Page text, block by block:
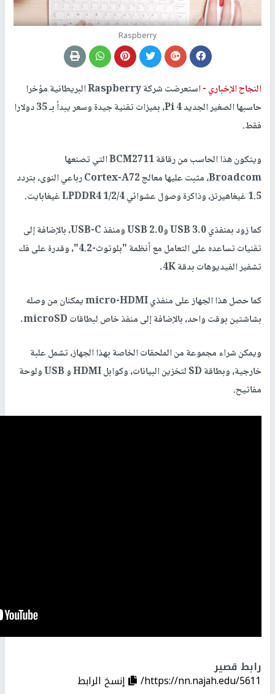
Raspberry
النجاح الإخباري -
استعرضت شركة Raspberry البريطانية مؤخرا
حاسبها الصغير الجديد Pi 4، بميزات تقنية جيدة وسعر يبدأ بـ 35 دولارا
فقط.
ويتكون هذا الحاسب من رقاقة BCM2711 التي تصنعها
Broadcom، مثبت عليها معالج Cortex-A72 رباعي النوى، بتردد
1.5 غيغاهيرتز، وذاكرة وصول عشوائي LPDDR4 1/2/4 غيغابايت.
كما زود بمنفذي USB 3.0 وUSB 2.0 ومنفذ USB-C، بالإضافة إلى
تقنيات تساعده على التعامل مع أنظمة "بلوتوث-4.2"، وقدرة على فك
تشفير الفيديوهات بدقة 4K.
كما حصل هذا الجهاز على منفذي micro-HDMI يمكنان من وصله
بشاشتين بوقت واحد، بالإضافة إلى منفذ خاص لبطاقات microSD.
ويمكن شراء مجموعة من الملحقات الخاصة بهذا الجهاز، تشمل علبة
خارجية، وبطاقة SD لتخزين البيانات، وكوابل HDMI و USB ولوحة
مفاتيح.
رابط قصير
https://nn.najah.edu/5611/
إنسخ الرابط